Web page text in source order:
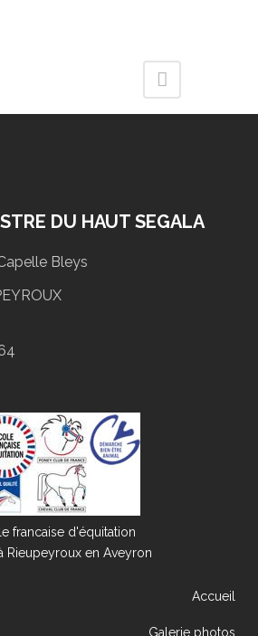
DU HAUT SEGALA
Bleys
francaise d'équitation
Rieupeyroux en Aveyron
Accueil
Galerie photos